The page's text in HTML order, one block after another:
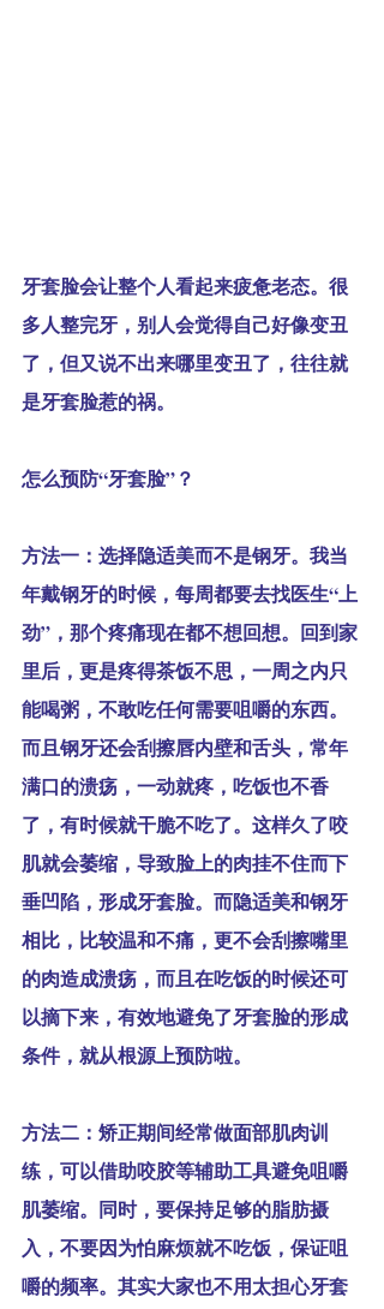
牙套脸会让整个人看起来疲惫老态。很
多人整完牙，别人会觉得自己好像变丑
了，但又说不出来哪里变丑了，往往就
是牙套脸惹的祸。
怎么预防“牙套脸”？
方法一：选择隐适美而不是钢牙。我当
年戴钢牙的时候，每周都要去找医生“上
劲”，那个疼痛现在都不想回想。回到家
里后，更是疼得茶饭不思，一周之内只
能喝粥，不敢吃任何需要咀嚼的东西。
而且钢牙还会刮擦唇内壁和舌头，常年
满口的溃疡，一动就疼，吃饭也不香
了，有时候就干脆不吃了。这样久了咬
肌就会萎缩，导致脸上的肉挂不住而下
垂凹陷，形成牙套脸。而隐适美和钢牙
相比，比较温和不痛，更不会刮擦嘴里
的肉造成溃疡，而且在吃饭的时候还可
以摘下来，有效地避免了牙套脸的形成
条件，就从根源上预防啦。
方法二：矫正期间经常做面部肌肉训
练，可以借助咬胶等辅助工具避免咀嚼
肌萎缩。同时，要保持足够的脂肪摄
入，不要因为怕麻烦就不吃饭，保证咀
嚼的频率。其实大家也不用太担心牙套